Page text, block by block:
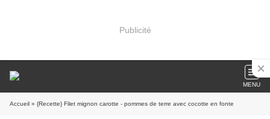
Publicité
MENU
Accueil » {Recette} Filet mignon carotte - pommes de terre avec cocotte en fonte